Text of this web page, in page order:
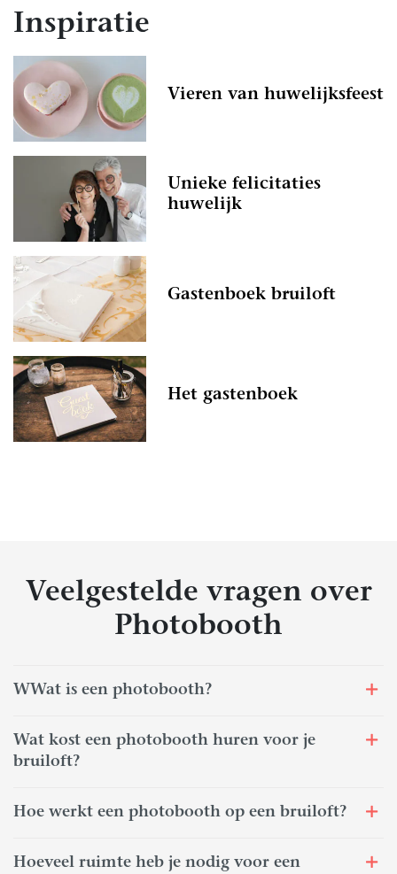
Inspiratie
Vieren van huwelijksfeest
Unieke felicitaties
huwelijk
Gastenboek bruiloft
Het gastenboek
Veelgestelde vragen over
Photobooth
WWat is een photobooth?
Wat kost een photobooth huren voor je
bruiloft?
Hoe werkt een photobooth op een bruiloft?
Hoeveel ruimte heb je nodig voor een